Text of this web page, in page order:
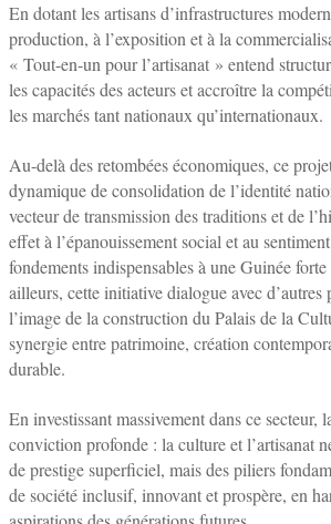
En dotant les artisans d’infrastructures
production, à l’exposition et à la
« Tout-en-un pour l’artisanat » entend
les capacités des acteurs et accroître la
les marchés tant nationaux qu’internationaux.
Au-delà des retombées économiques, ce
dynamique de consolidation de l’identité
vecteur de transmission des traditions et de
effet à l’épanouissement social et au
fondements indispensables à une Guinée
ailleurs, cette initiative dialogue avec d’autres
l’image de la construction du Palais de la
synergie entre patrimoine, création
durable.
En investissant massivement dans ce secteur,
conviction profonde : la culture et l’artisanat
de prestige superficiel, mais des piliers
de société inclusif, innovant et prospère, en